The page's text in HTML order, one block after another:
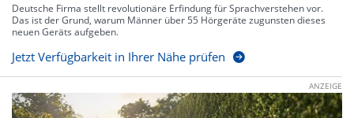
Deutsche Firma stellt revolutionäre Erfindung für Sprachverstehen vor.
Das ist der Grund, warum Männer über 55 Hörgeräte zugunsten dieses
neuen Geräts aufgeben.
Jetzt Verfügbarkeit in Ihrer Nähe prüfen
ANZEIGE